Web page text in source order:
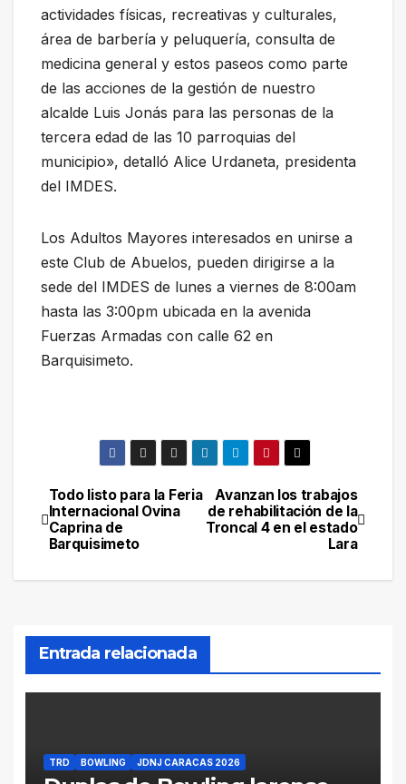
actividades físicas, recreativas y culturales,
área de barbería y peluquería, consulta de
medicina general y estos paseos como parte
de las acciones de la gestión de nuestro
alcalde Luis Jonás para las personas de la
tercera edad de las 10 parroquias del
municipio», detalló Alice Urdaneta, presidenta
del IMDES.
Los Adultos Mayores interesados en unirse a
este Club de Abuelos, pueden dirigirse a la
sede del IMDES de lunes a viernes de 8:00am
hasta las 3:00pm ubicada en la avenida
Fuerzas Armadas con calle 62 en
Barquisimeto.
Navegación
de
entradas
Avanzan los trabajos
de rehabilitación de la
Troncal 4 en el estado
Lara
Todo listo para la Feria
Internacional Ovina
Caprina de
Barquisimeto
Entrada relacionada
TRD BOWLING JDNJ CARACAS 2026